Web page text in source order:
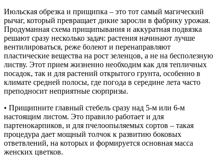
Июльская обрезка и прищипка – это тот самый магический
рычаг, который превращает дикие заросли в фабрику урожая.
Продуманная схема прищипывания и аккуратная подвязка
решают сразу несколько задач: растения начинают лучше
вентилироваться, реже болеют и перенаправляют
пластические вещества на рост зеленцов, а не на бесполезную
листву. Этот прием жизненно необходим как для тепличных
посадок, так и для растений открытого грунта, особенно в
климате средней полосы, где погода в середине лета часто
преподносит неприятные сюрпризы.
• Прищипните главный стебель сразу над 5-м или 6-м
настоящим листом. Это правило работает и для
партенокарпиков, и для пчелоопыляемых сортов – такая
процедура дает мощный толчок к развитию боковых
ответвлений, на которых и формируется основная масса
женских цветков.